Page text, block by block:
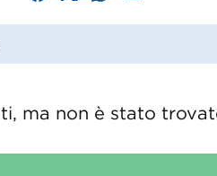
ma non è stato